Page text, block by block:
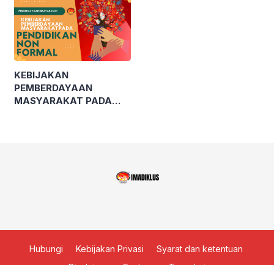
KEBIJAKAN
PEMBERDAYAAN
MASYARAKAT PADA
Hubungi Kebijakan Privasi
Syarat dan ketentuan